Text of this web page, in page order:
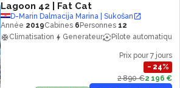
Lagoon 42 | Fat Cat
D-Marin Dalmacija Marina | Sukošan
Année 2019Cabines 6 Personnes 12
Climatisation
Generateur Pilote automatique
Prix pour 7 jours
− 24%
2 890 €2 196 €